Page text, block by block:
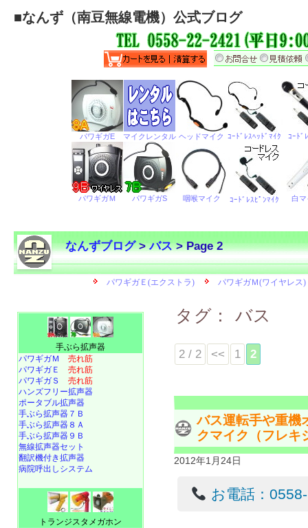
■なんず（南豆無線電機）公式ブログ
なんずブログ>バス> Page 2
タグ： バス
2 / 2 << 1 2
バス運転手や重機
クマイク（フレキ
2012年1月24日
お電話：
手ぶら拡声器
パワギガＭ 売れ筋
パワギガＥ 売れ筋
パワギガＳ 売れ筋
ハンズフリー拡声器
ポータブル拡声器
手ぶら拡声器７Ｂ
手ぶら拡声器８Ａ
手ぶら拡声器９Ｂ
無線拡声器セット
翻訳機付き拡声器
病院呼出しシステム
トランジスタメガホン